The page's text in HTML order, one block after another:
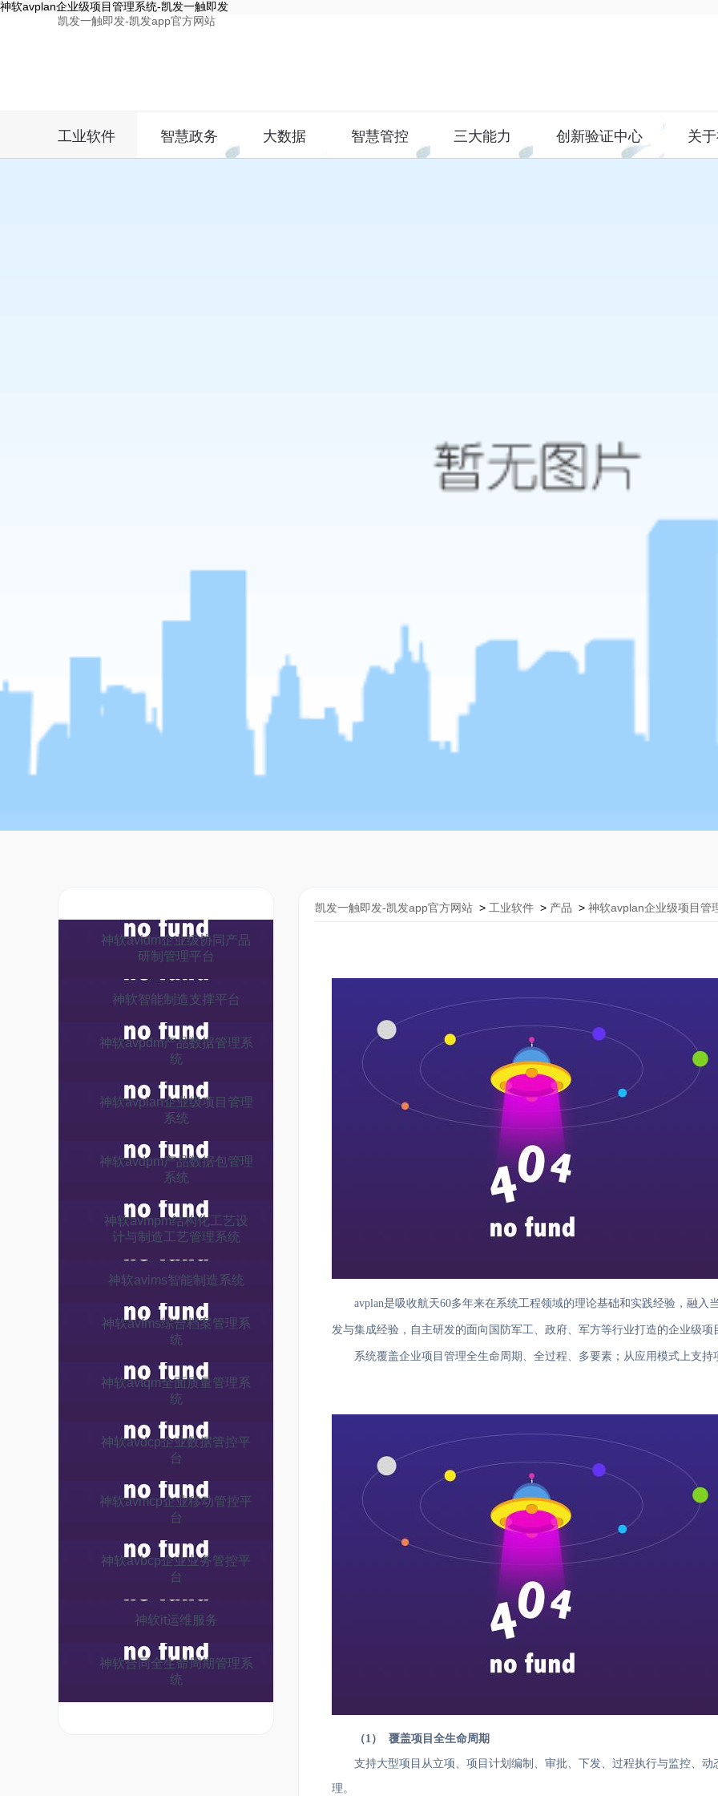
神软avplan企业级项目管理系统-凯发一触即发
凯发一触即发-凯发app官方网站
工业软件 智慧政务 大数据 智慧管控 三大能力 创新验证中心 关
神软avidm企业级协同产品
研制管理平台
神软智能制造支撑平台
神软avpdm产品数据管理系
统
神软avplan企业级项目管理
系统
神软avdpm产品数据包管理
系统
神软avmpm结构化工艺设
计与制造工艺管理系统
神软avims智能制造系统
神软avfms综合档案管理系
统
神软avtqm全面质量管理系
统
神软avdcp企业数据管控平
台
神软avmcp企业移动管控平
台
神软avbcp企业业务管控平
台
神软it运维服务
神软合同全生命周期管理系
统
凯发一触即发-凯发app官方网站 > 工业软件 > 产品 >神软avplan企业级项目管
avplan是吸收航天60多年来在系统工程领域的理论基础和实践经验，融
发与集成经验，自主研发的面向国防军工、政府、军方等行业打造的企业级项
系统覆盖企业项目管理全生命周期、全过程、多要素；从应用模式上支
（1） 覆盖项目全生命周期
支持大型项目从立项、项目计划编制、审批、下发、过程执行与监控、
理。